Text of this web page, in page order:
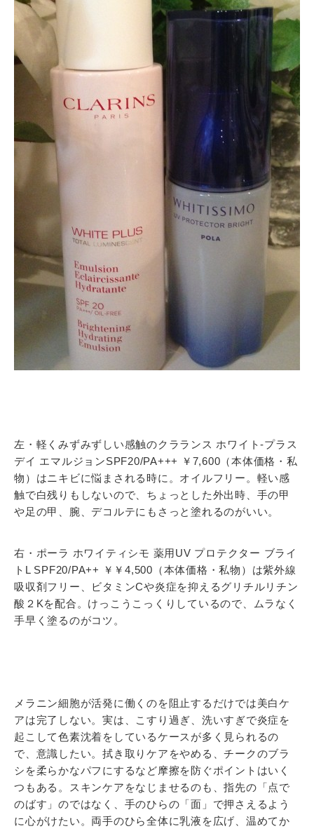
左・軽くみずみずしい感触のクラランス ホワイト-プラス
デイ エマルジョンSPF20/PA+++ ￥7,600（本体価格・私
物）はニキビに悩まされる時に。オイルフリー。軽い感
触で白残りもしないので、ちょっとした外出時、手の甲
や足の甲、腕、デコルテにもさっと塗れるのがいい。
右・ポーラ ホワイティシモ 薬用UV プロテクター ブライ
トL SPF20/PA++ ￥￥4,500（本体価格・私物）は紫外線
吸収剤フリー、ビタミンCや炎症を抑えるグリチルリチン
酸２Kを配合。けっこうこっくりしているので、ムラなく
手早く塗るのがコツ。
メラニン細胞が活発に働くのを阻止するだけでは美白ケ
アは完了しない。実は、こすり過ぎ、洗いすぎで炎症を
起こして色素沈着をしているケースが多く見られるの
で、意識したい。拭き取りケアをやめる、チークのブラ
シを柔らかなパフにするなど摩擦を防ぐポイントはいく
つもある。スキンケアをなじませるのも、指先の「点で
のばす」のではなく、手のひらの「面」で押さえるよう
に心がけたい。両手のひら全体に乳液を広げ、温めてか